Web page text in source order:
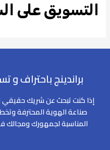
التسويق على
براندينج باحتراف
إذا كنت تبحث عن شريك حقيقي
صناعة الهوية المحترفة